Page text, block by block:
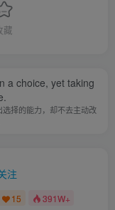
藏
a choice, yet taking
择的能力，却不去主动改
注
15 391W+